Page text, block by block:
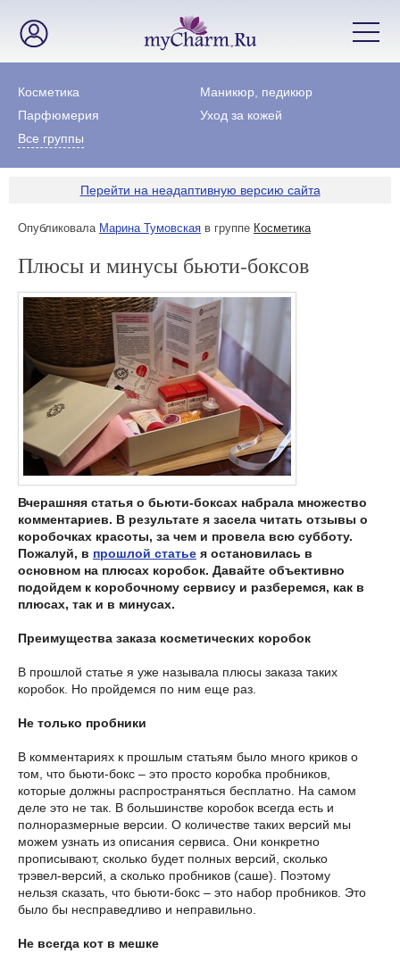
Косметика
Маникюр, педикюр
Парфюмерия
Уход за кожей
Все группы
Перейти на неадаптивную версию сайта
Опубликовала Марина Тумовская в группе Косметика
Плюсы и минусы бьюти-боксов
Вчерашняя статья о бьюти-боксах набрала множество
комментариев. В результате я засела читать отзывы о
коробочках красоты, за чем и провела всю субботу.
Пожалуй, в прошлой статье я остановилась в
основном на плюсах коробок. Давайте объективно
подойдем к коробочному сервису и разберемся, как в
плюсах, так и в минусах.
Преимущества заказа косметических коробок
В прошлой статье я уже называла плюсы заказа таких
коробок. Но пройдемся по ним еще раз.
Не только пробники
В комментариях к прошлым статьям было много криков о
том, что бьюти-бокс – это просто коробка пробников,
которые должны распространяться бесплатно. На самом
деле это не так. В большинстве коробок всегда есть и
полноразмерные версии. О количестве таких версий мы
можем узнать из описания сервиса. Они конкретно
прописывают, сколько будет полных версий, сколько
трэвел-версий, а сколько пробников (саше). Поэтому
нельзя сказать, что бьюти-бокс – это набор пробников. Это
было бы несправедливо и неправильно.
Не всегда кот в мешке